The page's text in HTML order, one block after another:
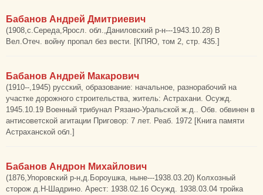
Бабанов Андрей Дмитриевич
(1908,с.Середа,Яросл. обл.,Даниловский р-н---1943.10.28) В
Вел.Отеч. войну пропал без вести. [КПЯО, том 2, стр. 435.]
Бабанов Андрей Макарович
(1910--,1945) русский, образование: начальное, разнорабочий на
участке дорожного строительства, житель: Астрахани. Осужд.
1945.10.19 Военный трибунал Рязано-Уральской ж.д.. Обв. обвинен в
антисоветской агитации Приговор: 7 лет. Реаб. 1972 [Книга памяти
Астраханской обл.]
Бабанов Андрон Михайлович
(1876,Упоровский р-н,д.Бороушка, ныне---1938.03.20) Колхозный
сторож д.Н-Шадрино. Арест: 1938.02.16 Осужд. 1938.03.04 тройка